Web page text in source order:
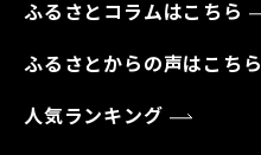
ふるさとコラムはこちら
ふるさとからの声はこちら
人気ランキング